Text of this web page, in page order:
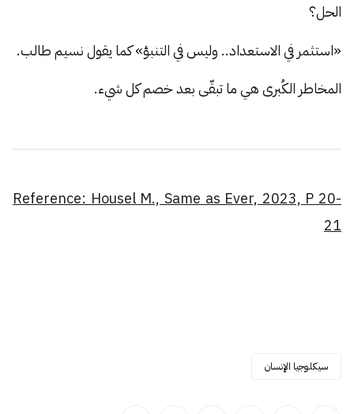
الحل؟
«استثمر في الاستعداد.. وليس في التنبؤ» كما يقول نسيم طالب.
المخاطر الكُبرى هي ما تبقّى بعد خصم كل شيء.
Reference: Housel M., Same as Ever, 2023, P 20-
21
سيكلوجيا الإنسان